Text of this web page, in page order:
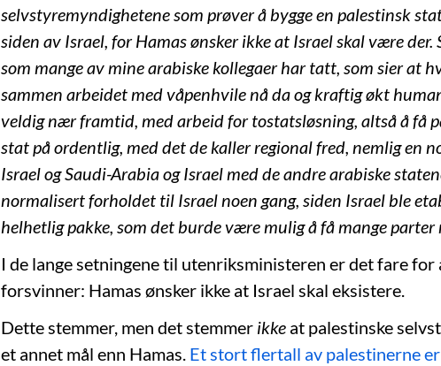
selvstyremyndighetene som prøver å bygge en palestinsk
siden av Israel, for Hamas ønsker ikke at Israel skal være
som mange av mine arabiske kollegaer har tatt, som sier at
sammen arbeidet med våpenhvile nå da og kraftig økt
veldig nær framtid, med arbeid for tostatsløsning, altså å få
stat på ordentlig, med det de kaller regional fred, nemlig en
Israel og Saudi-Arabia og Israel med de andre arabiske
normalisert forholdet til Israel noen gang, siden Israel ble
helhetlig pakke, som det burde være mulig å få mange parter
I de lange setningene til utenriksministeren er det fare for
forsvinner: Hamas ønsker ikke at Israel skal eksistere.
Dette stemmer, men det stemmer ikke at palestinske
et annet mål enn Hamas. Et stort flertall av palestinerne